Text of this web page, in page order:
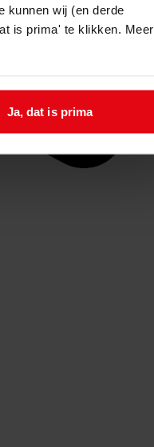
kunnen wij (en derde
is prima' te klikken. Meer
Ja, dat is prima